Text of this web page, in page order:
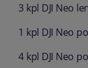
3 kpl DJI Neo
1 kpl DJI Neo
4 kpl DJI Neo